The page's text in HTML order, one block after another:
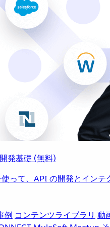
発基礎 (無料)
って、API の開発とインテ
例 コンテンツライブラリ 動